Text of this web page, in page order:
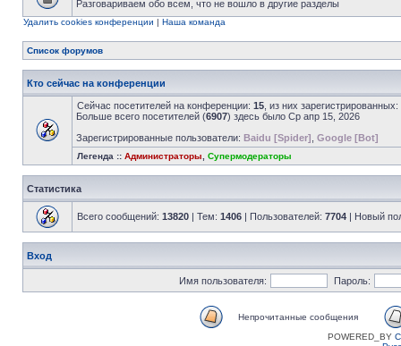
Разговариваем обо всем, что не вошло в другие разделы
Удалить cookies конференции | Наша команда
Список форумов
Кто сейчас на конференции
Сейчас посетителей на конференции: 15 , из них
Больше всего посетителей (6907) здесь было Ср апр 15, 2026
Зарегистрированные пользователи: Baidu [Spider] Google [Bot]
Легенда :: Администраторы Супермодераторы
Статистика
Всего сообщений: 13820 | Тем: 1406 | Пользователей: 7704 | Новый
Вход
Имя пользователя: Пароль:
Непрочитанные сообщения
POWERED_BY